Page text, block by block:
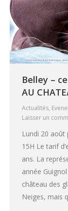
Belley –
AU
Actualités,
Laisser un
Lundi 20 août
15H Le tarif
ans. La
année
château des
Neiges, mais